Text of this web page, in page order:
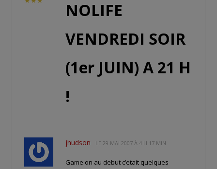
NOLIFE
VENDREDI SOIR
(1er JUIN) A 21 H
!
jhudson LE 29 MAI 2007 À 4 H 17 MIN
Game on au debut c’etait quelques